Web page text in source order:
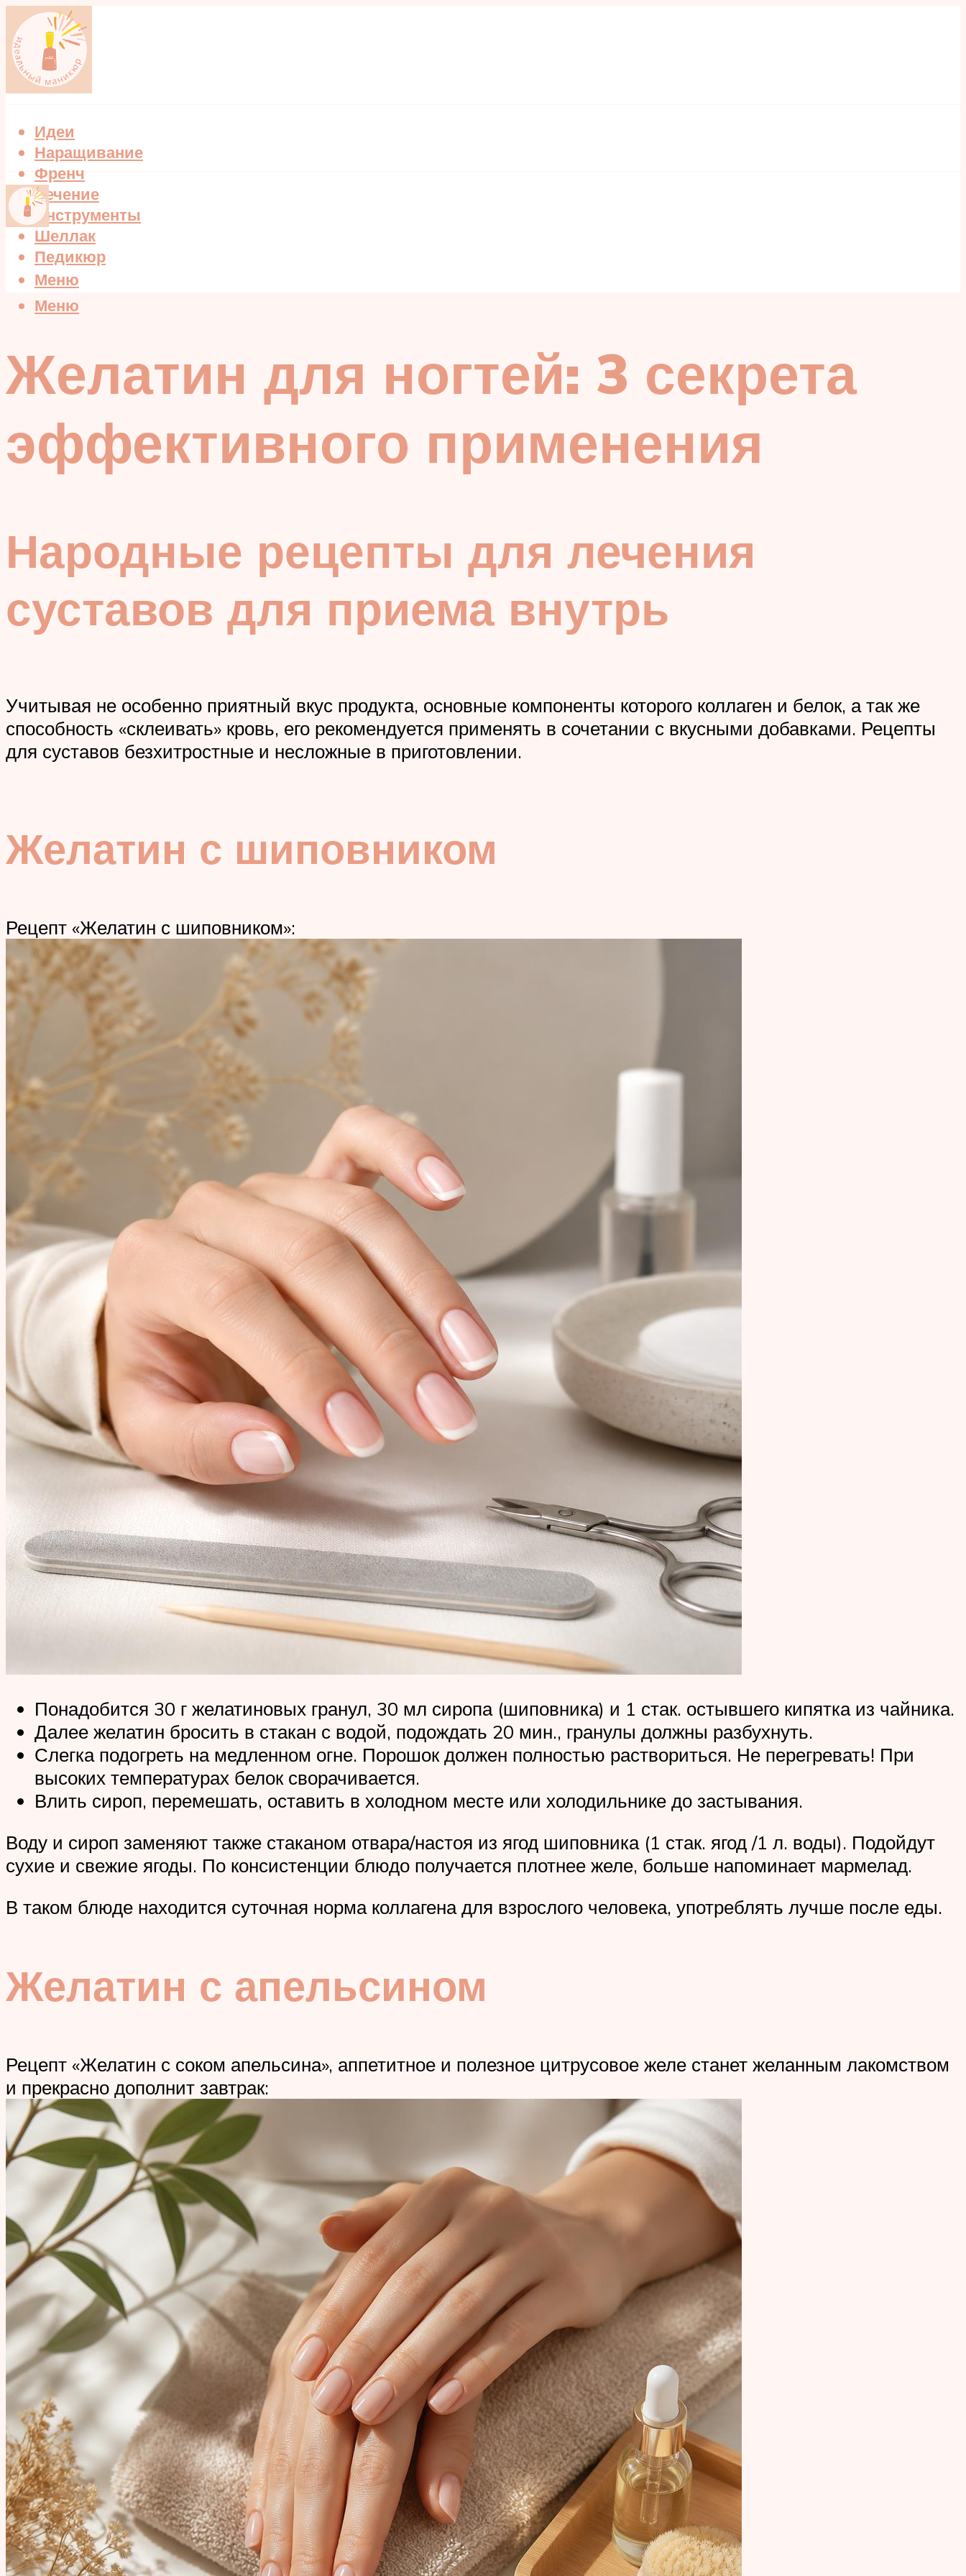
Идеи
Наращивание
Френч
Лечение
Инструменты
Шеллак
Педикюр
Меню
Меню
Желатин для ногтей: 3 секрета
эффективного применения
Народные рецепты для лечения
суставов для приема внутрь
Учитывая не особенно приятный вкус продукта, основные компоненты которого коллаген и белок, а так же
способность «склеивать» кровь, его рекомендуется применять в сочетании с вкусными добавками. Рецепты
для суставов безхитростные и несложные в приготовлении.
Желатин с шиповником
Рецепт «Желатин с шиповником»:
Понадобится 30 г желатиновых гранул, 30 мл сиропа (шиповника) и 1 стак. остывшего кипятка из чайника.
Далее желатин бросить в стакан с водой, подождать 20 мин., гранулы должны разбухнуть.
Слегка подогреть на медленном огне. Порошок должен полностью раствориться. Не перегревать! При
высоких температурах белок сворачивается.
Влить сироп, перемешать, оставить в холодном месте или холодильнике до застывания.
Воду и сироп заменяют также стаканом отвара/настоя из ягод шиповника (1 стак. ягод /1 л. воды). Подойдут
сухие и свежие ягоды. По консистенции блюдо получается плотнее желе, больше напоминает мармелад.
В таком блюде находится суточная норма коллагена для взрослого человека, употреблять лучше после еды.
Желатин с апельсином
Рецепт «Желатин с соком апельсина», аппетитное и полезное цитрусовое желе станет желанным лакомством
и прекрасно дополнит завтрак: